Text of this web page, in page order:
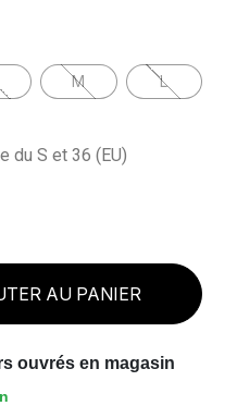
M L
du S et 36 (EU)
AU PANIER
ouvrés en magasin